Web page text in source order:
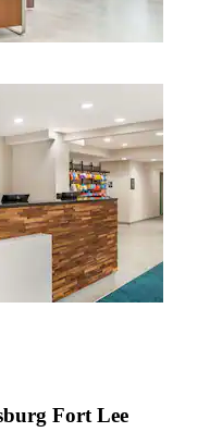
Fort Lee